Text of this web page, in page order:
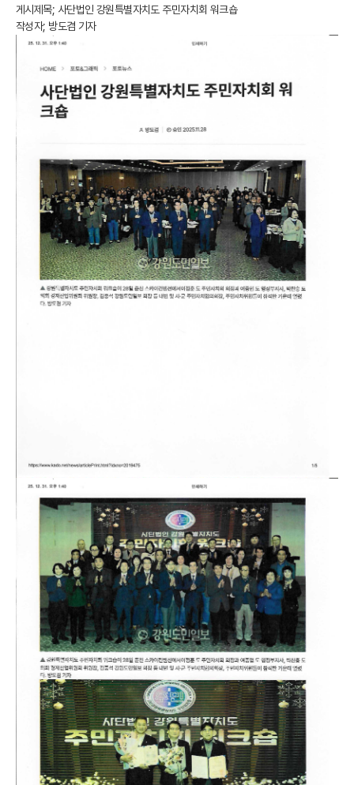
게시제목; 사단법인 강원특별자치도 주민자치회 워크숍
작성자; 방도겸 기자